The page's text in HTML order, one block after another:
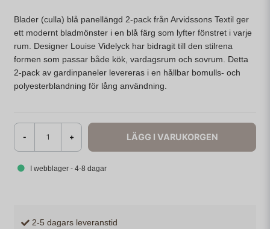
Blader (culla) blå panellängd 2-pack från Arvidssons Textil ger
ett modernt bladmönster i en blå färg som lyfter fönstret i varje
rum. Designer Louise Videlyck har bidragit till den stilrena
formen som passar både kök, vardagsrum och sovrum. Detta
2-pack av gardinpaneler levereras i en hållbar bomulls- och
polyesterblandning för lång användning.
- + LÄGG I VARUKORGEN
I webblager - 4-8 dagar
2-5 dagars leveranstid